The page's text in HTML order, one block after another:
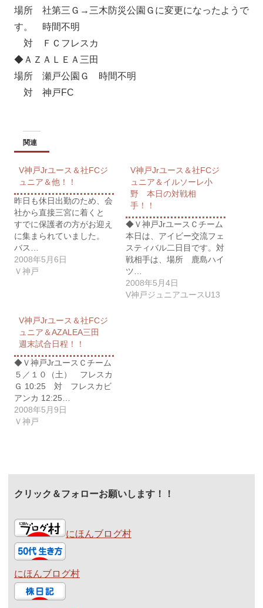
場所 社第三Ｇ→三木防災公園Ｇに変更になったようで
す。 時間不明
対 ＦＣフレスカ
◆ＡＺＡＬＥＡ三田
場所 瀬戸公園Ｇ 時間不明
対 神戸FC
関連
V神戸Jrユース＆社FCジ
ュニア＆他！！
昨日も休日出勤のため、会
社から直接三宮に着くと
すでに保護者の方がお迎え
に集まられていました。
バス…
2008年5月6日
Ｖ神戸
V神戸Jrユース＆社FCジ
ュニア＆イルソーレ小
野 本日の対戦相
手！！
◆Ｖ神戸JrユースＣチーム
本日は、アイビー交流フェ
スティバル二日目です。対
戦相手は、場所 鹿島ハイ
ツ…
2008年5月4日
V神戸ジュニアユースU13
V神戸Jrユース＆社FCジ
ュニア＆AZALEA三田
週末試合日程！！
◆Ｖ神戸JrユースＣチーム
５／１０（土） フレスカ
Ｇ 10:25 対 フレスカビ
アンカ 12:25…
2008年5月9日
Ｖ神戸
クリック＆フォローお願いします！！
にほんブログ村
にほんブログ村